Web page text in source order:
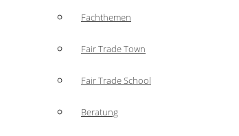
Fachthemen
Fair Trade Town
Fair Trade School
Beratung